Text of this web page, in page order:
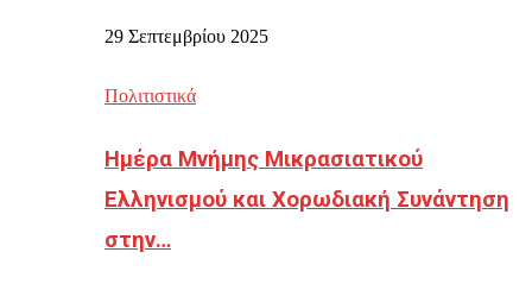
29 Σεπτεμβρίου 2025
Πολιτιστικά
Ημέρα Μνήμης Μικρασιατικού
Ελληνισμού και Χορωδιακή Συνάντηση
στην…